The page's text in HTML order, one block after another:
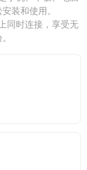
装和使用。
同时连接，享受无